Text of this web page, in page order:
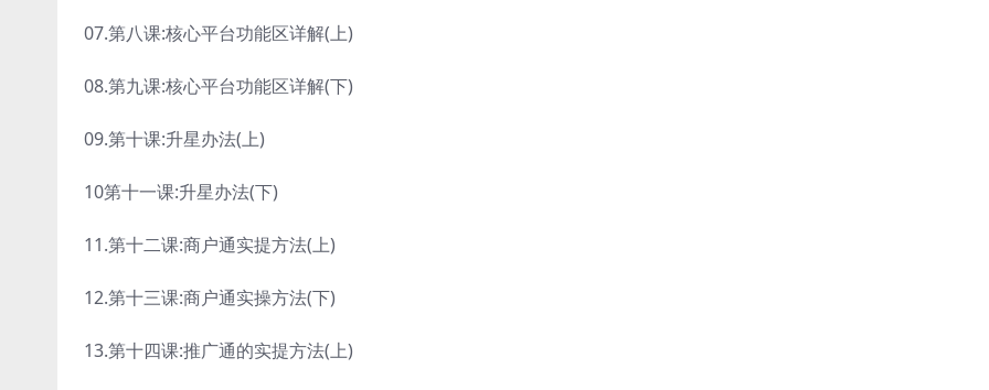
07.第八课:核心平台功能区详解(上)
08.第九课:核心平台功能区详解(下)
09.第十课:升星办法(上)
10第十一课:升星办法(下)
11.第十二课:商户通实提方法(上)
12.第十三课:商户通实操方法(下)
13.第十四课:推广通的实提方法(上)